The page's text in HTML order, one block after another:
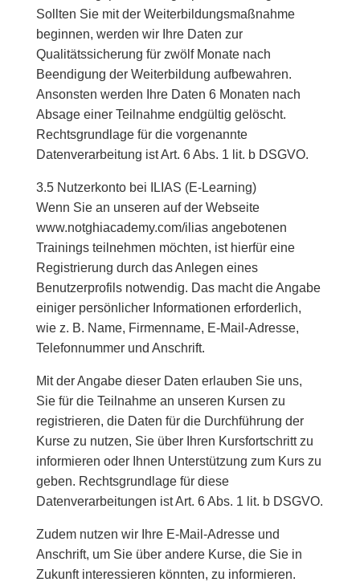
Sollten Sie mit der Weiterbildungsmaßnahme
beginnen, werden wir Ihre Daten zur
Qualitätssicherung für zwölf Monate nach
Beendigung der Weiterbildung aufbewahren.
Ansonsten werden Ihre Daten 6 Monaten nach
Absage einer Teilnahme endgültig gelöscht.
Rechtsgrundlage für die vorgenannte
Datenverarbeitung ist Art. 6 Abs. 1 lit. b DSGVO.
3.5 Nutzerkonto bei ILIAS (E-Learning)
Wenn Sie an unseren auf der Webseite
www.notghiacademy.com/ilias angebotenen
Trainings teilnehmen möchten, ist hierfür eine
Registrierung durch das Anlegen eines
Benutzerprofils notwendig. Das macht die Angabe
einiger persönlicher Informationen erforderlich,
wie z. B. Name, Firmenname, E-Mail-Adresse,
Telefonnummer und Anschrift.
Mit der Angabe dieser Daten erlauben Sie uns,
Sie für die Teilnahme an unseren Kursen zu
registrieren, die Daten für die Durchführung der
Kurse zu nutzen, Sie über Ihren Kursfortschritt zu
informieren oder Ihnen Unterstützung zum Kurs zu
geben. Rechtsgrundlage für diese
Datenverarbeitungen ist Art. 6 Abs. 1 lit. b DSGVO.
Zudem nutzen wir Ihre E-Mail-Adresse und
Anschrift, um Sie über andere Kurse, die Sie in
Zukunft interessieren könnten, zu informieren.